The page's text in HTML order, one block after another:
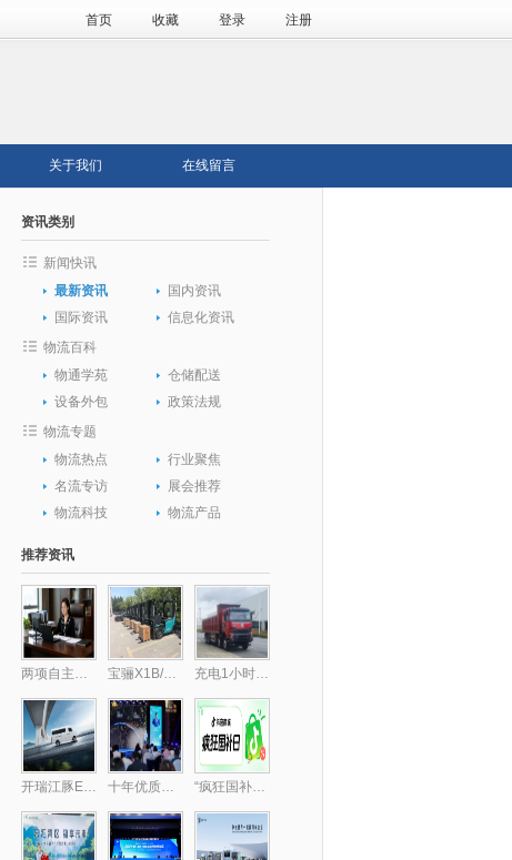
首页 收藏 登录 注册
关于我们 在线留言
资讯类别
新闻快讯
最新资讯
国内资讯
国际资讯
信息化资讯
物流百科
物通学苑
仓储配送
设备外包
政策法规
物流专题
物流热点
行业聚焦
名流专访
展会推荐
物流科技
物流产品
推荐资讯
两项自主核心技术破局行业痛点 包静引领跨境供应链数字化升级,库存周转效率提升30% 宝骊X1B/X3B批量交付，驱动“中国镁都”物料搬运绿色跃迁 充电1小时畅行300公里，乘龙H7纯电自卸破解里程焦虑
开瑞江豚E5/E7客运版上市，全面升级带来乘用级体验 十年优质乳工程，24小时鲜牛乳以鲜活“质”敬时代 “疯狂国补日”四五月加码再变身？上抖音享国补的背后，耐消行业商家机会来了